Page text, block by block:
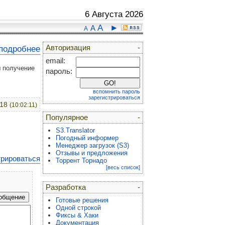
6 Августа 2026
A A A ►
получение
(10:02:11)
-
Авторизация
email:
пароль:
вспомнить пароль
зарегистрироваться
-
Популярное
S3.Translator
Погодный информер
Менеджер загрузок (S3)
Отзывы и предложения
Торрент Торнадо
[весь список]
-
Разработка
Готовые решения
Одной строкой
Фиксы & Хаки
Документация